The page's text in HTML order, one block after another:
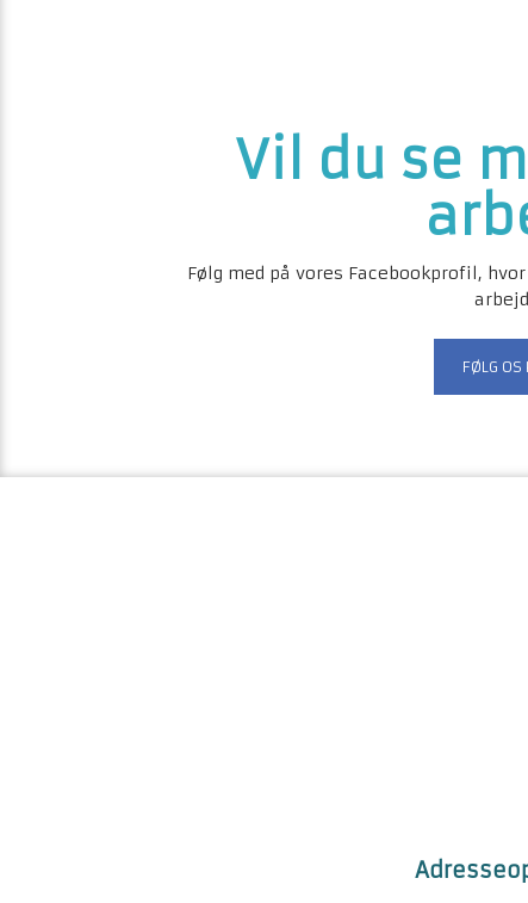
​​Vil du se
Følg med på vores Facebookprofil,
FØLG OS